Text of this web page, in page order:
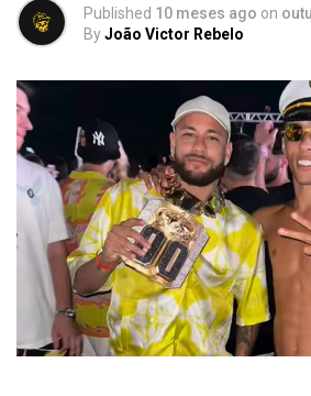
Published 10 meses ago on
ByJoão Victor Rebelo